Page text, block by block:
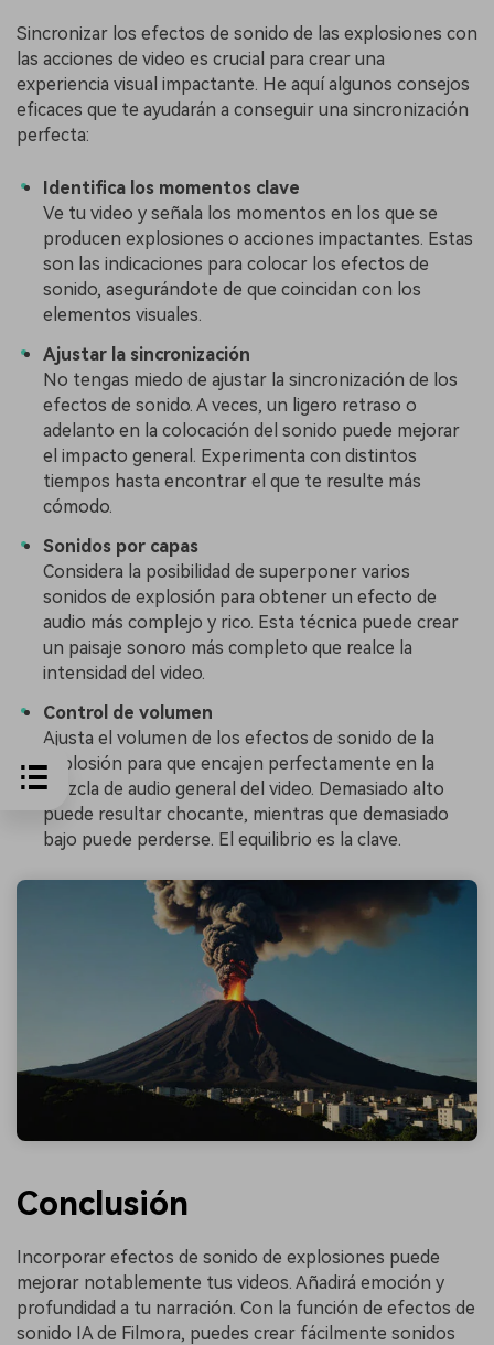
Sincronizar los efectos de sonido de las explosiones con
las acciones de video es crucial para crear una
experiencia visual impactante. He aquí algunos consejos
eficaces que te ayudarán a conseguir una sincronización
perfecta:
Identifica los momentos clave
Ve tu video y señala los momentos en los que se
producen explosiones o acciones impactantes. Estas
son las indicaciones para colocar los efectos de
sonido, asegurándote de que coincidan con los
elementos visuales.
Ajustar la sincronización
No tengas miedo de ajustar la sincronización de los
efectos de sonido. A veces, un ligero retraso o
adelanto en la colocación del sonido puede mejorar
el impacto general. Experimenta con distintos
tiempos hasta encontrar el que te resulte más
cómodo.
Sonidos por capas
Considera la posibilidad de superponer varios
sonidos de explosión para obtener un efecto de
audio más complejo y rico. Esta técnica puede crear
un paisaje sonoro más completo que realce la
intensidad del video.
Control de volumen
Ajusta el volumen de los efectos de sonido de la
explosión para que encajen perfectamente en la
mezcla de audio general del video. Demasiado alto
puede resultar chocante, mientras que demasiado
bajo puede perderse. El equilibrio es la clave.
Conclusión
Incorporar efectos de sonido de explosiones puede
mejorar notablemente tus videos. Añadirá emoción y
profundidad a tu narración. Con la función de efectos de
sonido IA de Filmora, puedes crear fácilmente sonidos